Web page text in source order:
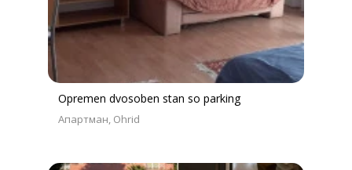
Opremen dvosoben stan so parking
Апартман Ohrid